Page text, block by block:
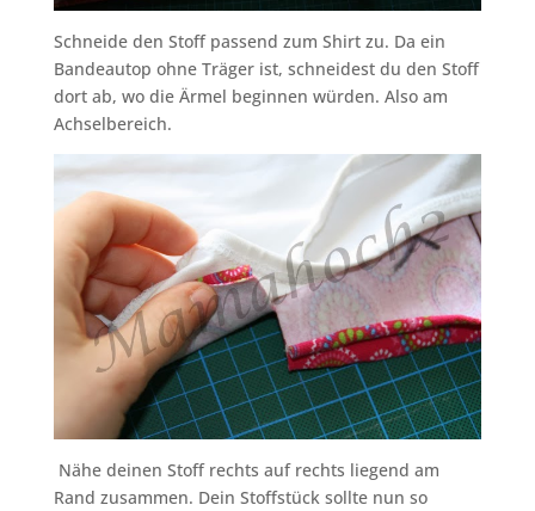
Schneide den Stoff passend zum Shirt zu. Da ein
Bandeautop ohne Träger ist, schneidest du den Stoff
dort ab, wo die Ärmel beginnen würden. Also am
Achselbereich.
Nähe deinen Stoff rechts auf rechts liegend am
Rand zusammen. Dein Stoffstück sollte nun so